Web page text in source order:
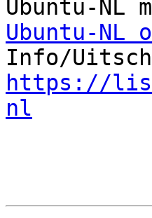
Ubuntu-NL
https://
nl